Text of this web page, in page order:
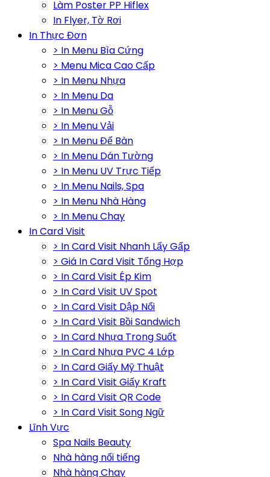
Làm Poster PP Hiflex
In Flyer, Tờ Rơi
In Thực Đơn
> In Menu Bìa Cứng
> Menu Mica Cao Cấp
> In Menu Nhựa
> In Menu Da
> In Menu Gỗ
> In Menu Vải
> In Menu Để Bàn
> In Menu Dán Tường
> In Menu UV Trực Tiếp
> In Menu Nails, Spa
> In Menu Nhà Hàng
> In Menu Chay
In Card Visit
> In Card Visit Nhanh Lấy Gấp
> Giá In Card Visit Tổng Hợp
> In Card Visit Ép Kim
> In Card Visit UV Spot
> In Card Visit Dập Nổi
> In Card Visit Bồi Sandwich
> In Card Nhựa Trong Suốt
> In Card Nhựa PVC 4 Lớp
> In Card Giấy Mỹ Thuật
> In Card Visit Giấy Kraft
> In Card Visit QR Code
> In Card Visit Song Ngữ
Lĩnh Vực
Spa Nails Beauty
Nhà hàng nổi tiếng
Nhà hàng Chay